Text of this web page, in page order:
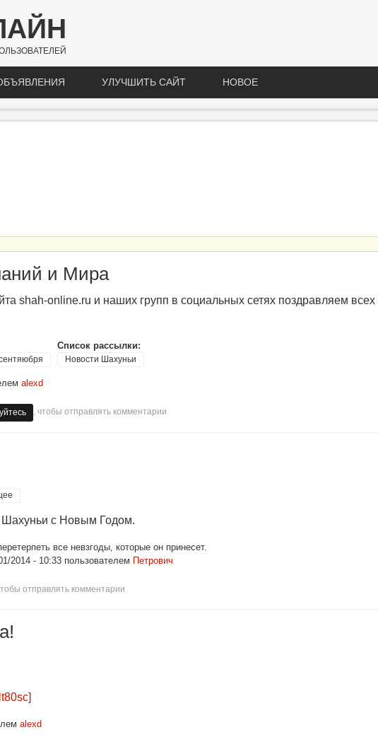
УЛУЧШИТЬ САЙТ НОВОЕ
и Мира
shah-online.ru и наших групп в социальных сетях поздравляем
Список рассылки:
Новости Шахуньи
alexd
Мира , чтобы отправлять комментарии
Шахуньи с Новым Годом.
все невзгоды, которые он принесет.
2014 - 10:33пользователем Петрович
отправлять комментарии
alexd